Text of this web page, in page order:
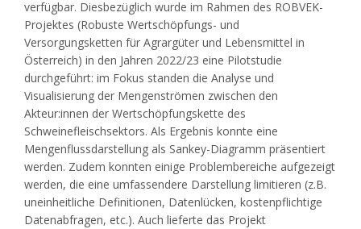
verfügbar. Diesbezüglich wurde im Rahmen des ROBVEK-
Projektes (Robuste Wertschöpfungs- und
Versorgungsketten für Agrargüter und Lebensmittel in
Österreich) in den Jahren 2022/23 eine Pilotstudie
durchgeführt: im Fokus standen die Analyse und
Visualisierung der Mengenströmen zwischen den
Akteur:innen der Wertschöpfungskette des
Schweinefleischsektors. Als Ergebnis konnte eine
Mengenflussdarstellung als Sankey-Diagramm präsentiert
werden. Zudem konnten einige Problembereiche aufgezeigt
werden, die eine umfassendere Darstellung limitieren (z.B.
uneinheitliche Definitionen, Datenlücken, kostenpflichtige
Datenabfragen, etc.). Auch lieferte das Projekt